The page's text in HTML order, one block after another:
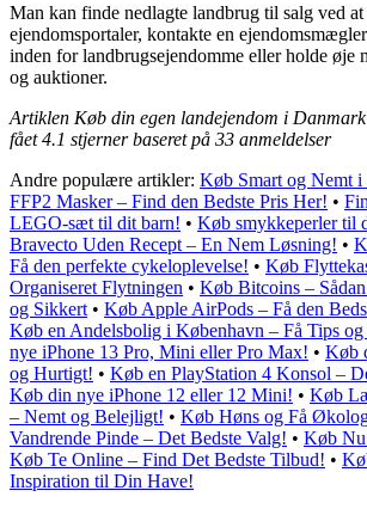
Man kan finde nedlagte landbrug til salg ved
ejendomsportaler, kontakte en
inden for landbrugsejendomme eller holde øje
og auktioner.
Artiklen Køb din egen landejendom i
fået4.1 stjerner baseret på 33 anmeldelser
Andre populære artikler: Køb Smart og Nemt i
FFP2 Masker – Find den Bedste Pris Her! •
LEGO-sæt til dit barn! • Køb smykkeperler til
Bravecto Uden Recept – En Nem Løsning! •
Få den perfekte cykeloplevelse! • Køb
Organiseret Flytningen • Køb Bitcoins –
og Sikkert • Køb Apple AirPods – Få den
Køb en Andelsbolig i København – Få Tips
nye iPhone 13 Pro, Mini eller Pro Max! • Køb
og Hurtigt! • Køb en PlayStation 4 Konsol –
Køb din nye iPhone 12 eller 12 Mini! • Køb
– Nemt og Belejligt! • Køb Høns og Få
Vandrende Pinde – Det Bedste Valg! • Køb Nu
Køb Te Online – Find Det Bedste Tilbud! •
Inspiration til Din Have!